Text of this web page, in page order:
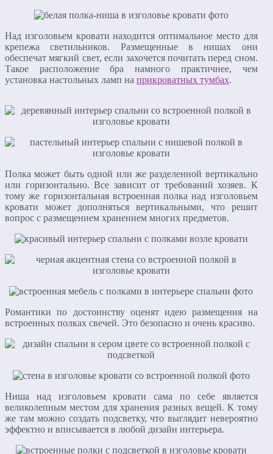
Над изголовьем кровати находится оптимальное место для
крепежа светильников. Размещенные в нишах они
обеспечат мягкий свет, если захочется почитать перед сном.
Такое расположение бра намного практичнее, чем
установка настольных ламп на прикроватных тумбах.
Полка может быть одной или же разделенной вертикально
или горизонтально. Все зависит от требований хозяев. К
тому же горизонтальная встроенная полка над изголовьем
кровати может дополняться вертикальными, что решит
вопрос с размещением хранением многих предметов.
Романтики по достоинству оценят идею размещения на
встроенных полках свечей. Это безопасно и очень красиво.
Ниша над изголовьем кровати сама по себе является
великолепным местом для хранения разных вещей. К тому
же там можно создать подсветку, что выглядит невероятно
эффектно и вписывается в любой дизайн интерьера.